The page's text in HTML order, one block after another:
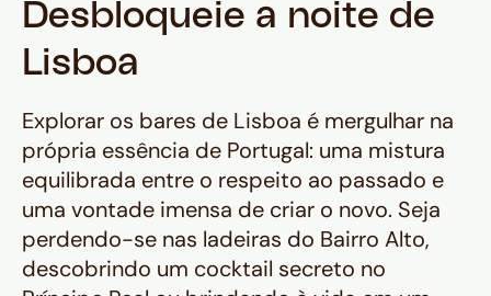
Desbloqueie a noite de
Lisboa
Explorar os bares de Lisboa é mergulhar na
própria essência de Portugal: uma mistura
equilibrada entre o respeito ao passado e
uma vontade imensa de criar o novo. Seja
perdendo-se nas ladeiras do Bairro Alto,
descobrindo um cocktail secreto no